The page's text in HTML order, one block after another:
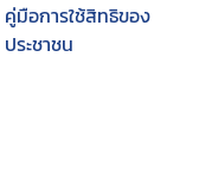
คู่มือการใช้สิทธิของ
ประชาชน